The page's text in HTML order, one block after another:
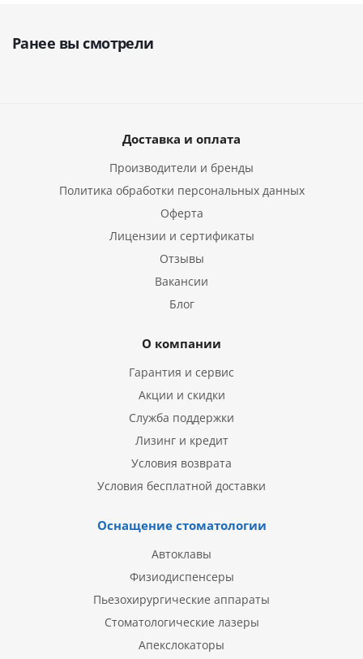
Ранее вы смотрели
Доставка и оплата
Производители и бренды
Политика обработки персональных данных
Оферта
Лицензии и сертификаты
Отзывы
Вакансии
Блог
О компании
Гарантия и сервис
Акции и скидки
Служба поддержки
Лизинг и кредит
Условия возврата
Условия бесплатной доставки
Оснащение стоматологии
Автоклавы
Физиодиспенсеры
Пьезохирургические аппараты
Стоматологические лазеры
Апекслокаторы